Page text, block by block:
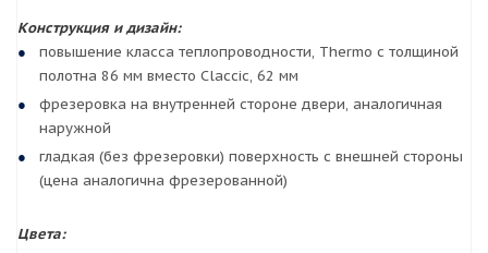
Конструкция и дизайн:
повышение класса теплопроводности, Thermo с толщиной
полотна 86 мм вместо Claccic, 62 мм
фрезеровка на внутренней стороне двери, аналогичная
наружной
гладкая (без фрезеровки) поверхность с внешней стороны
(цена аналогична фрезерованной)
Цвета: